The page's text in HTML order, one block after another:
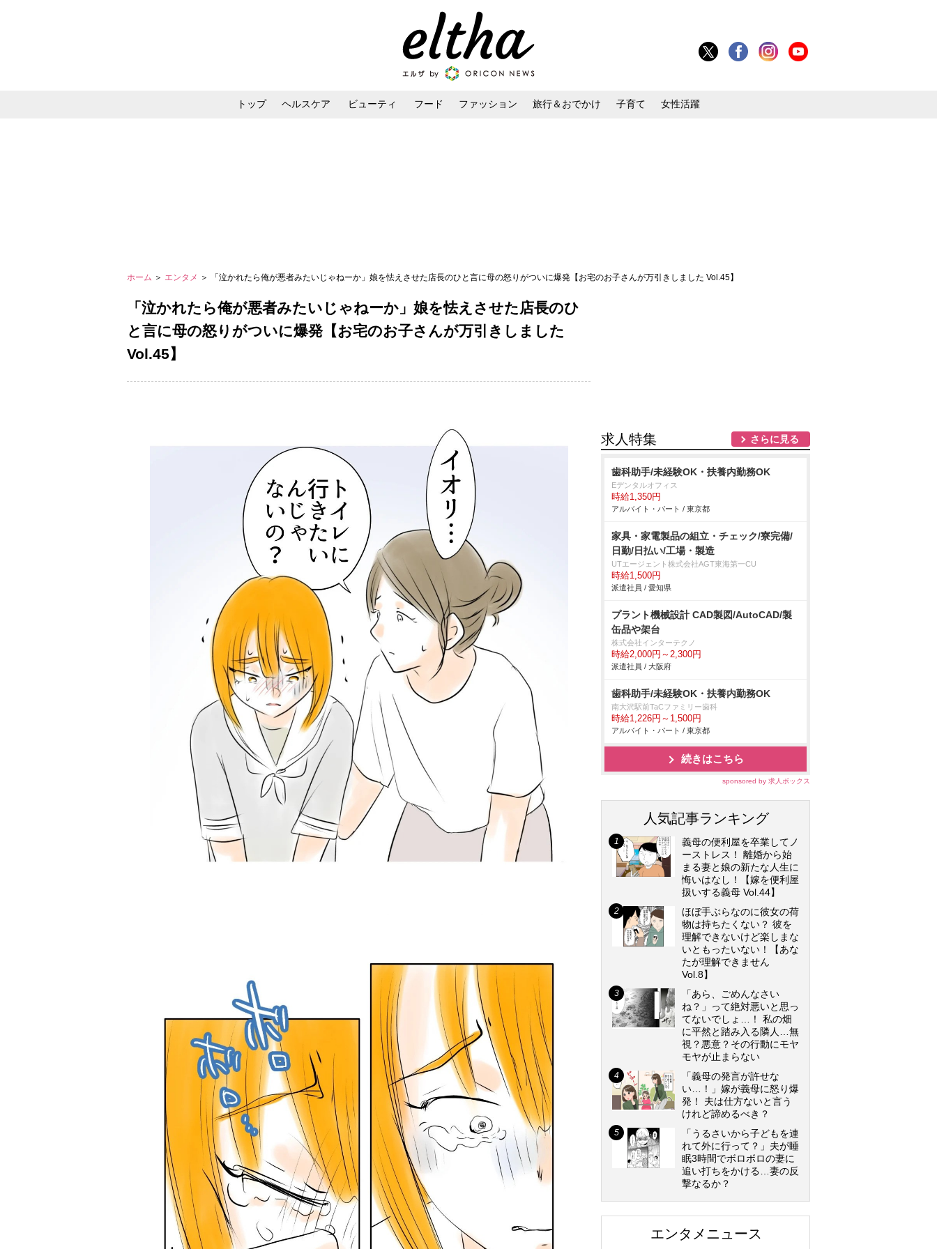
トップ ヘルスケア ビューティ フード ファッション 旅行＆おでかけ 子育て 女性活躍
ホーム ＞ エンタメ ＞ 「泣かれたら俺が悪者みたいじゃねーか」娘を怯えさせた店長のひと言に母の怒りがついに爆発【お宅のお子さんが万引きしました Vol.45】
「泣かれたら俺が悪者みたいじゃねーか」娘を怯えさせた店長のひ
と言に母の怒りがついに爆発【お宅のお子さんが万引きしました
Vol.45】
求人特集 さらに見る
歯科助手/未経験OK・扶養内勤務OK
Eデンタルオフィス
時給1,350円
アルバイト・パート / 東京都
家具・家電製品の組立・チェック/寮完備/
日勤/日払い/工場・製造
UTエージェント株式会社AGT東海第一CU
時給1,500円
派遣社員 / 愛知県
プラント機械設計 CAD製図/AutoCAD/製
缶品や架台
株式会社インターテクノ
時給2,000円～2,300円
派遣社員 / 大阪府
歯科助手/未経験OK・扶養内勤務OK
南大沢駅前TaCファミリー歯科
時給1,226円～1,500円
アルバイト・パート / 東京都
続きはこちら
sponsored by 求人ボックス
人気記事ランキング
義母の便利屋を卒業してノ
ーストレス！ 離婚から始
まる妻と娘の新たな人生に
悔いはなし！【嫁を便利屋
扱いする義母 Vol.44】
ほぼ手ぶらなのに彼女の荷
物は持ちたくない？ 彼を
理解できないけど楽しまな
いともったいない！【あな
たが理解できません
Vol.8】
「あら、ごめんなさい
ね？」って絶対悪いと思っ
てないでしょ…！ 私の畑
に平然と踏み入る隣人…無
視？悪意？その行動にモヤ
モヤが止まらない
「義母の発言が許せな
い…！」嫁が義母に怒り爆
発！ 夫は仕方ないと言う
けれど諦めるべき？
「うるさいから子どもを連
れて外に行って？」夫が睡
眠3時間でボロボロの妻に
追い打ちをかける…妻の反
撃なるか？
エンタメニュース